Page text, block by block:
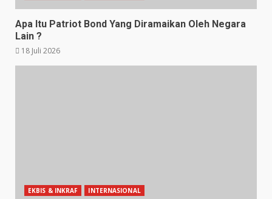
Apa Itu Patriot Bond Yang Diramaikan Oleh Negara
Lain ?
18 Juli 2026
EKBIS & INKRAF INTERNASIONAL